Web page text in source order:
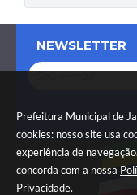
Prefeitura Municipal de
cookies: nosso site usa
experiência de
concorda com a nossa
Privacidade.
NEWSLETTER